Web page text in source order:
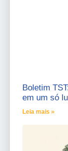
Boletim
em um só
Leia mais »